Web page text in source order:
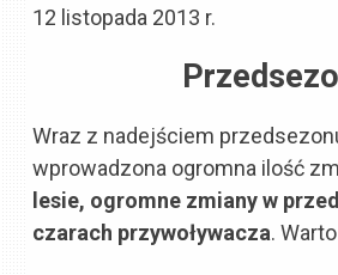
12 listopada 2013 r.
Wraz z nadejściem
wprowadzona ogromna ilość
lesie, ogromne zmiany w
czarach przywoływacza.